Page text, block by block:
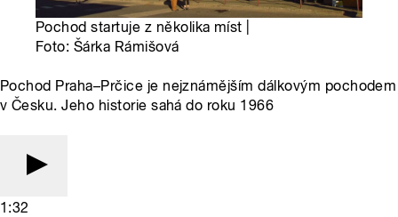
Pochod startuje z několika míst |
Foto: Šárka Rámišová
Pochod Praha–Prčice je nejznámějším dálkovým pochodem
v Česku. Jeho historie sahá do roku 1966
1:32